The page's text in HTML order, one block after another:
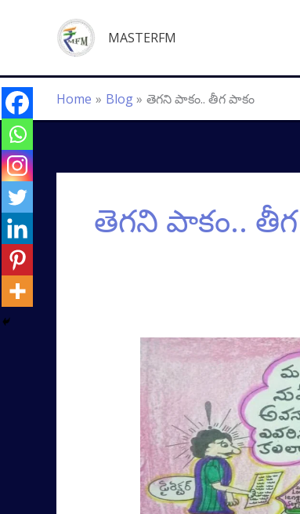
MASTERFM
Home Blog తెగని పాకం.. తీగ పాకం
తెగని పాకం..
తెగని
పాకం..
తీగ
పాకం